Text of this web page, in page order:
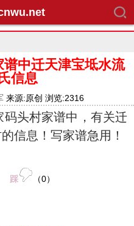
中迁天津宝坻水流
信息
来源:原创 浏览:2316
头村家谱中，有关迁
信息！写家谱急用！
踩 （0）